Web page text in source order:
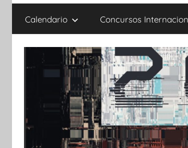
Calendario Concursos